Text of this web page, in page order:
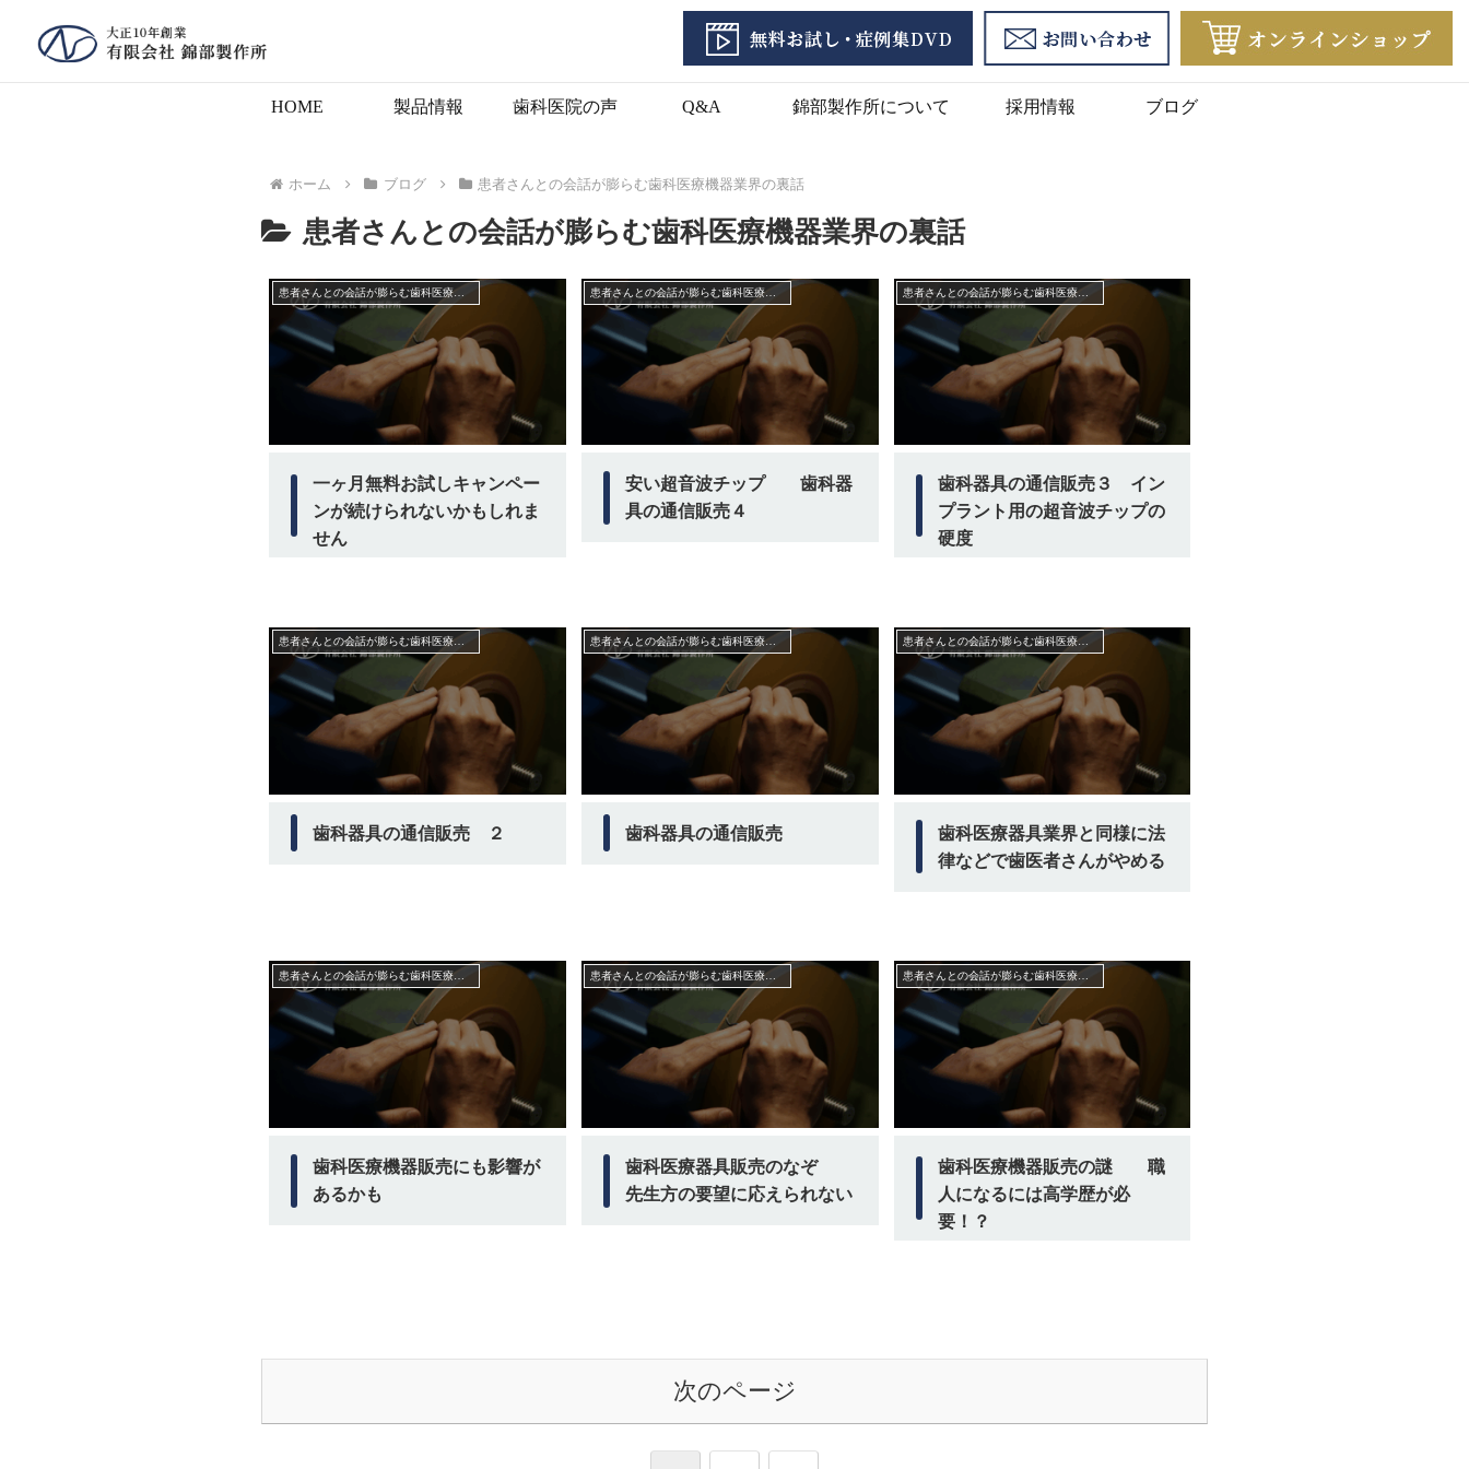
HOME 製品情報 歯科医院の声 Q&A 錦部製作所について 採用情報 ブログ
ホーム ブログ 患者さんとの会話が膨らむ歯科医療機器業界の裏話
患者さんとの会話が膨らむ歯科医療機器業界の裏話
患者さんとの会話が膨らむ歯科医療機器業界の裏話
一ヶ月無料お試しキャンペー
ンが続けられないかもしれま
せん
患者さんとの会話が膨らむ歯科医療機器業界の裏話
安い超音波チップ 歯科器
具の通信販売４
患者さんとの会話が膨らむ歯科医療機器業界の裏話
歯科器具の通信販売３ イン
プラント用の超音波チップの
硬度
患者さんとの会話が膨らむ歯科医療機器業界の裏話
歯科器具の通信販売 ２
患者さんとの会話が膨らむ歯科医療機器業界の裏話
歯科器具の通信販売
患者さんとの会話が膨らむ歯科医療機器業界の裏話
歯科医療器具業界と同様に法
律などで歯医者さんがやめる
患者さんとの会話が膨らむ歯科医療機器業界の裏話
歯科医療機器販売にも影響が
あるかも
患者さんとの会話が膨らむ歯科医療機器業界の裏話
歯科医療器具販売のなぞ
先生方の要望に応えられない
患者さんとの会話が膨らむ歯科医療機器業界の裏話
歯科医療機器販売の謎 職
人になるには高学歴が必
要！？
次のページ